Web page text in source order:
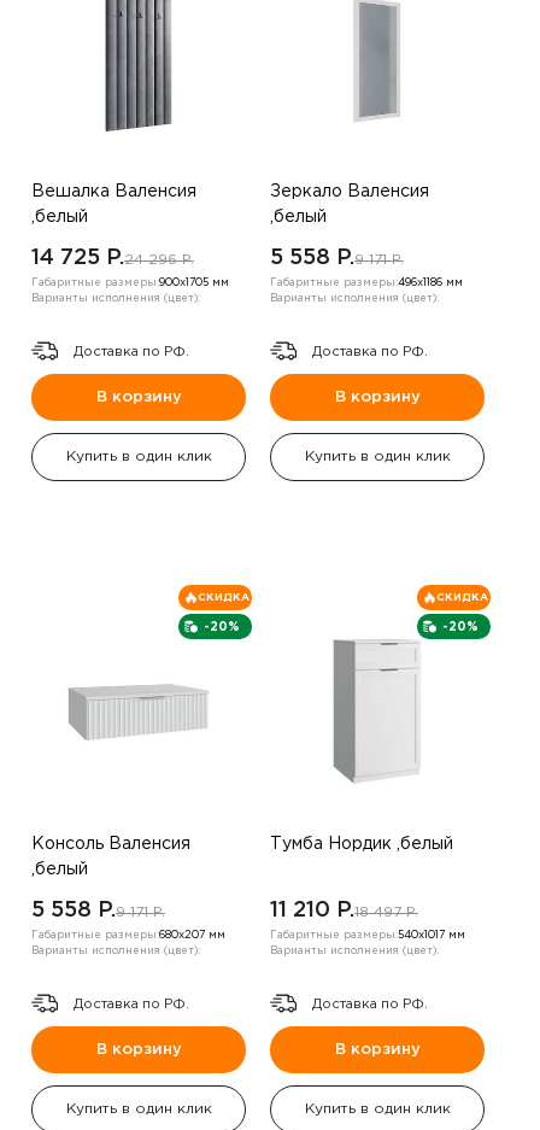
Вешалка Валенсия
,белый
14 725 P.24 296 P.
Габаритные размеры:900х1705 мм
Варианты исполнения (цвет):
Доставка по РФ.
В корзину
Купить в один клик
Зеркало Валенсия
,белый
5 558 P.9 171 P.
Габаритные размеры:496х1186 мм
Варианты исполнения (цвет):
Доставка по РФ.
В корзину
Купить в один клик
-20%
СКИДКА
Консоль Валенсия
,белый
5 558 P.9 171 P.
Габаритные размеры:680х207 мм
Варианты исполнения (цвет):
Доставка по РФ.
В корзину
Купить в один клик
-20%
СКИДКА
Тумба Нордик ,белый
11 210 P.18 497 P.
Габаритные размеры:540х1017 мм
Варианты исполнения (цвет):
Доставка по РФ.
В корзину
Купить в один клик